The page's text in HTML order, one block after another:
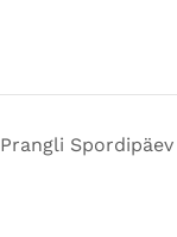
Prangli